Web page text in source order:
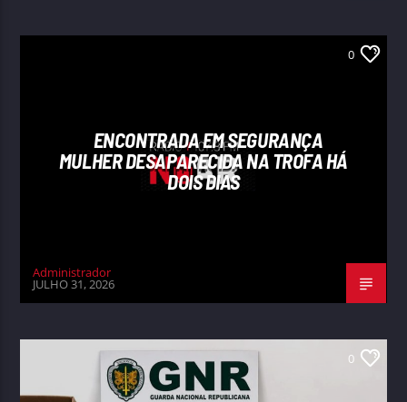
0
ENCONTRADA EM SEGURANÇA
MULHER DESAPARECIDA NA TROFA HÁ
DOIS DIAS
Administrador
JULHO 31, 2026
0